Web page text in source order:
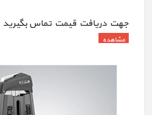
جهت دريافت قيمت تماس بگيريد